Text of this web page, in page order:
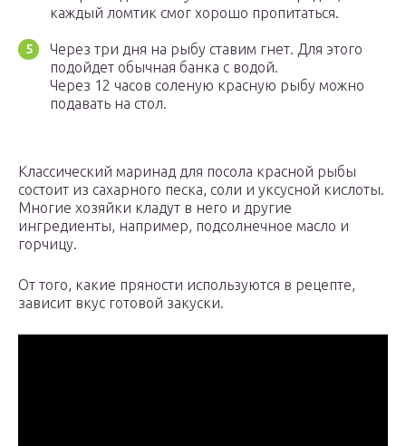
каждый ломтик смог хорошо пропитаться.
Через три дня на рыбу ставим гнет. Для этого
подойдет обычная банка с водой.
Через 12 часов соленую красную рыбу можно
подавать на стол.
Классический маринад для посола красной рыбы
состоит из сахарного песка, соли и уксусной кислоты.
Многие хозяйки кладут в него и другие
ингредиенты, например, подсолнечное масло и
горчицу.
От того, какие пряности используются в рецепте,
зависит вкус готовой закуски.